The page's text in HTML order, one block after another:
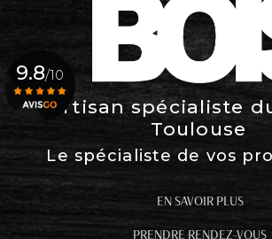
Artisan spécialiste
Toulouse
Le spécialiste de vos
EN SAVOIR PLUS
PRENDRE RENDEZ-VOUS
9.8/10